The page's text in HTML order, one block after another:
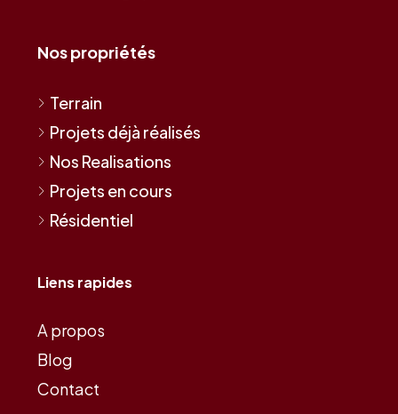
Nos propriétés
Terrain
Projets déjà réalisés
Nos Realisations
Projets en cours
Résidentiel
Liens rapides
A propos
Blog
Contact